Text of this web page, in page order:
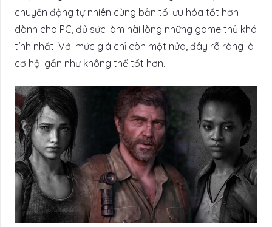
chuyển động tự nhiên cùng bản tối ưu hóa tốt hơn
dành cho PC, đủ sức làm hài lòng những game thủ khó
tính nhất. Với mức giá chỉ còn một nửa, đây rõ ràng là
cơ hội gần như không thể tốt hơn.